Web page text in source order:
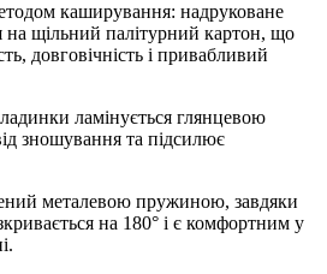
каширування: надруковане
на щільний палітурний картон, що
довговічність і привабливий
ламінується глянцевою
зношування та підсилює
металевою пружиною, завдяки
на 180° і є комфортним у